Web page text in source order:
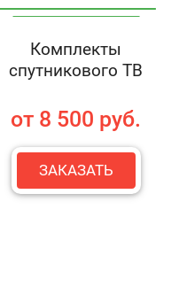
Комплекты
спутникового ТВ
от 8 500 руб.
ЗАКАЗАТЬ